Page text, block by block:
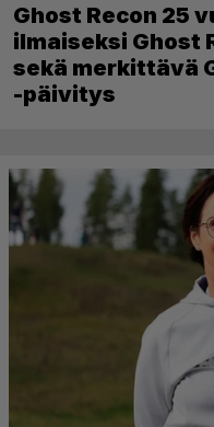
Ghost Recon 25
ilmaiseksi Ghost
sekä merkittävä
-päivitys